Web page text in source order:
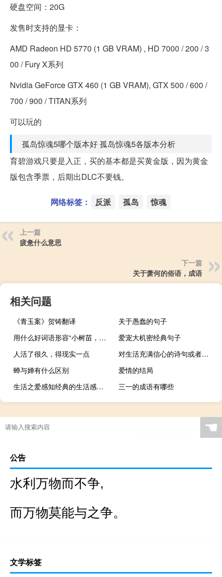
硬盘空间：20G
发售时支持的显卡：
AMD Radeon HD 5770 (1 GB VRAM) , HD 7000 / 200 / 3
00 / Fury X系列
Nvidia GeForce GTX 460 (1 GB VRAM), GTX 500 / 600 /
700 / 900 / TITAN系列
可以玩的
孤岛惊魂5哪个版本好 孤岛惊魂5各版本分析
育碧游戏只要是入正，买的基本都是买黄金版，因为黄金
版包含季票，后期出DLC不要钱。
网络标签： 反派 孤岛 惊魂
上一篇
疲惫什么意思
下一篇
关于萧何的俗语，成语
相关问题
《青玉案》贺铸翻译
关于愚蠢的句子
用什么好词语形容“小树苗，表现出很弱
爱宠大机密经典句子
人活了很久，得现实一点
对生活充满信心的诗句或者名言警句有哪些？
蝉与婵有什么区别
爱情的结局
生活之爱感知经典的生活感知，生活之爱谈论精辟的情绪和哲学
三一的成语有哪些
☚
公告
水利万物而不争,
而万物莫能与之争。
文学标签